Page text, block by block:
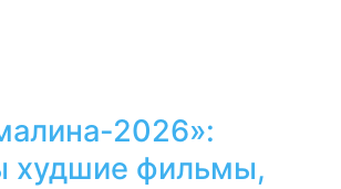
2026»:
худшие фильмы,